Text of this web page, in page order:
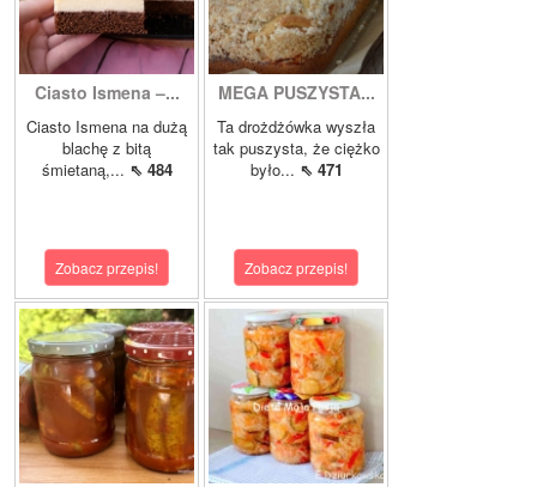
Ciasto Ismena –...
Ciasto Ismena na dużą
blachę z bitą
śmietaną,... ⇖ 484
Zobacz przepis!
MEGA PUSZYSTA...
Ta drożdżówka wyszła
tak puszysta, że ciężko
było... ⇖ 471
Zobacz przepis!